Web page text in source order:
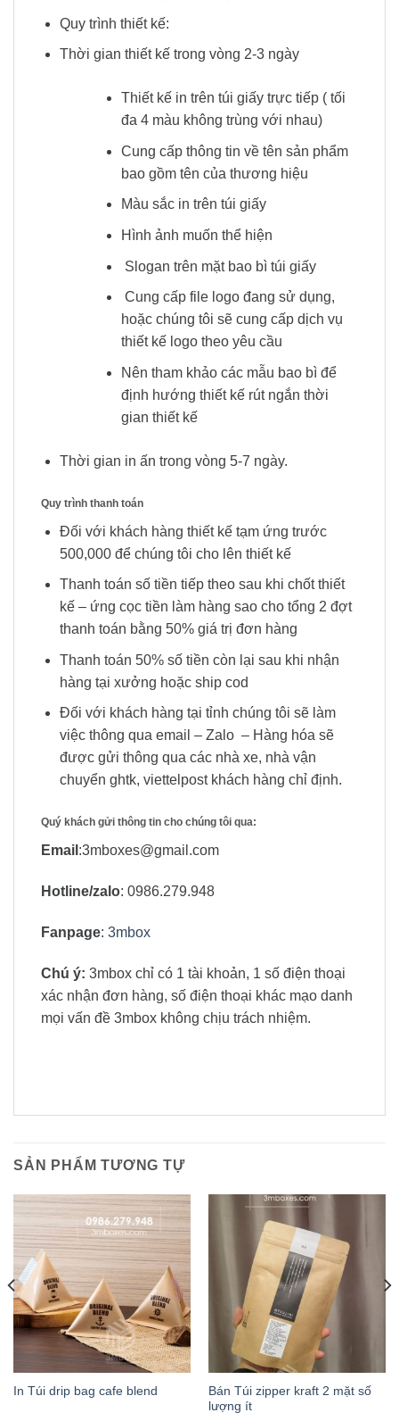
Quy trình thiết kế:
Thời gian thiết kế trong vòng 2-3 ngày
Thiết kế in trên túi giấy trực tiếp ( tối
đa 4 màu không trùng với nhau)
Cung cấp thông tin về tên sản phẩm
bao gồm tên của thương hiệu
Màu sắc in trên túi giấy
Hình ảnh muốn thể hiện
Slogan trên mặt bao bì túi giấy
Cung cấp file logo đang sử dụng,
hoặc chúng tôi sẽ cung cấp dịch vụ
thiết kế logo theo yêu cầu
Nên tham khảo các mẫu bao bì để
định hướng thiết kế rút ngắn thời
gian thiết kế
Thời gian in ấn trong vòng 5-7 ngày.
Quy trình thanh toán
Đối với khách hàng thiết kế tạm ứng trước
500,000 để chúng tôi cho lên thiết kế
Thanh toán số tiền tiếp theo sau khi chốt thiết
kế – ứng cọc tiền làm hàng sao cho tổng 2 đợt
thanh toán bằng 50% giá trị đơn hàng
Thanh toán 50% số tiền còn lại sau khi nhận
hàng tại xưởng hoặc ship cod
Đối với khách hàng tại tỉnh chúng tôi sẽ làm
việc thông qua email – Zalo – Hàng hóa sẽ
được gửi thông qua các nhà xe, nhà vận
chuyển ghtk, viettelpost khách hàng chỉ định.
Quý khách gửi thông tin cho chúng tôi qua:
Email :3mboxes@gmail.com
Hotline/zalo: 0986.279.948
Fanpage: 3mbox
Chú ý: 3mbox chỉ có 1 tài khoản, 1 số điện thoại
xác nhận đơn hàng, số điện thoại khác mạo danh
mọi vấn đề 3mbox không chịu trách nhiệm.
SẢN PHẨM TƯƠNG TỰ
In Túi drip bag cafe blend
Bán Túi zipper kraft 2 mặt số
lượng ít